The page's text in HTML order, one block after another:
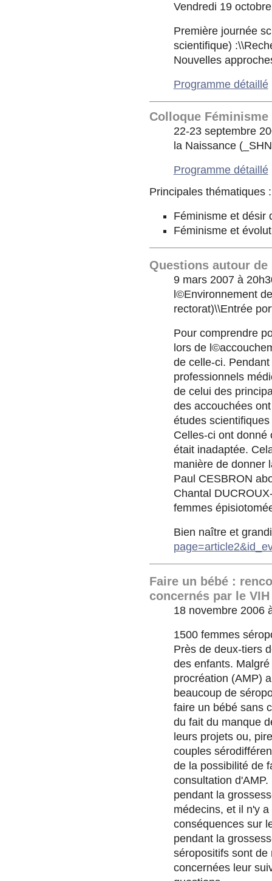
Vendredi 19
Première journée
scientifique)
Nouvelles
Programme détaillé
Colloque Féminisme
22-23 septembre
la Naissance
Programme détaillé
Principales thématiques :
Féminisme et désir
Féminisme et
Questions autour
9 mars 2007 à
l©Environnement
rectorat)\\Entrée
Pour comprendre
lors de
de celle-ci.
professionnels
de celui des
des accouchées
études
Celles-ci ont donné
était inadaptée.
manière de donner
Paul CESBRON
Chantal
femmes
Bien naître et
Faire un bébé :
concernés par le VIH
18 novembre 2006
1500 femmes
Près de deux-tiers
des enfants.
procréation (AMP)
beaucoup de
faire un bébé sans
du fait du manque
leurs projets ou,
couples
de la possibilité de
consultation
pendant la
médecins, et il n'y
conséquences sur
pendant la
séropositifs sont de
concernées leur